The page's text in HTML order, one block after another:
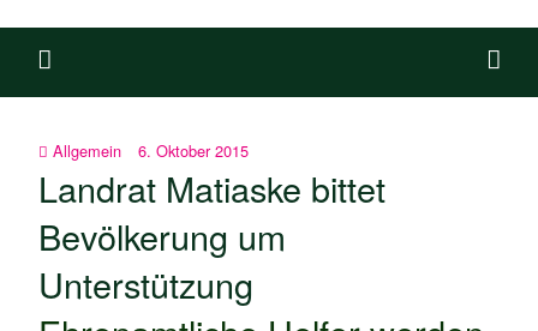
Allgemein 6. Oktober 2015
Landrat Matiaske bittet
Bevölkerung um
Unterstützung